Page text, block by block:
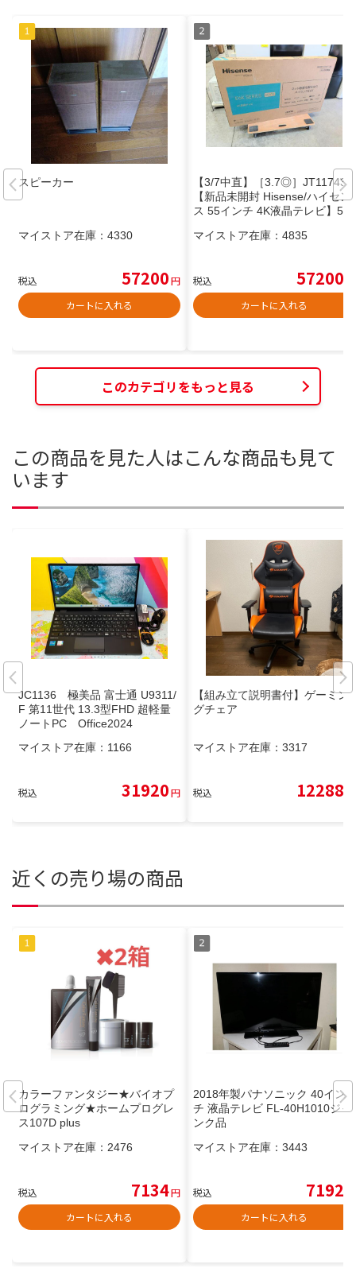
スピーカー
マイストア在庫： 4330
税込 57200円
カートに入れる
【3/7中直】［3.7◎］JT11743
【新品未開封 Hisense/ハイセン
ス 55インチ 4K液晶テレビ】55
マイストア在庫： 4835
税込 57200
カートに入れる
このカテゴリをもっと見る
この商品を見た人はこんな商品も見て
います
JC1136 極美品 富士通 U9311/
F 第11世代 13.3型FHD 超軽量
ノートPC Office2024
マイストア在庫： 1166
税込 31920円
【組み立て説明書付】ゲーミン
グチェア
マイストア在庫： 3317
税込 12288
近くの売り場の商品
カラーファンタジー★バイオプ
ログラミング★ホームプログレ
ス107D plus
マイストア在庫： 2476
税込 7134円
カートに入れる
2018年製パナソニック 40イン
チ 液晶テレビ FL-40H1010ジャ
ンク品
マイストア在庫： 3443
税込 7192
カートに入れる